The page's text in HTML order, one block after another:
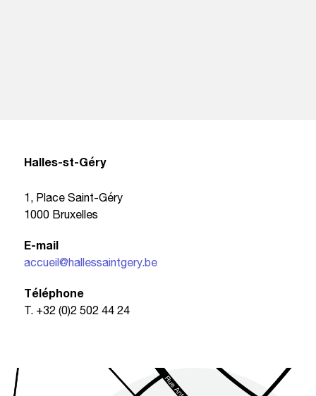
Halles-st-Géry
1, Place Saint-Géry
1000 Bruxelles
E-mail
accueil@hallessaintgery.be
Téléphone
T. +32 (0)2 502 44 24